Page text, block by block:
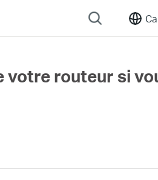
votre routeur si